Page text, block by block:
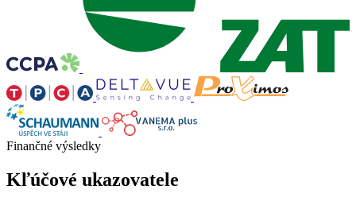
Finančné výsledky
Kľúčové ukazovatele